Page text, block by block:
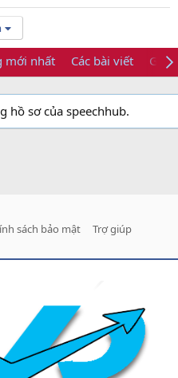
mới nhất Các bài viết Giới
hồ sơ của speechhub.
sách bảo mật
Trợ giúp